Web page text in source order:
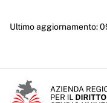
Provvedimenti
Ultimo aggiornamento: